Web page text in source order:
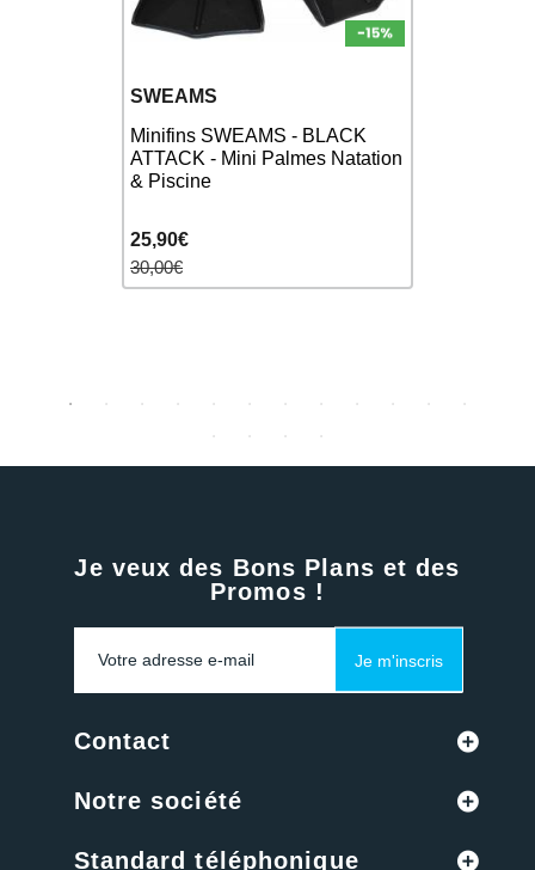
SWEAMS
Minifins SWEAMS - BLACK
ATTACK - Mini Palmes Natation
& Piscine
25,90€
30,00€
Je veux des Bons Plans et des
Promos !
Je m'inscris
Contact
Notre société
Standard téléphonique